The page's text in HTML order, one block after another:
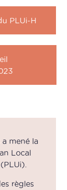
PLUi-H
mené la
Local
règles